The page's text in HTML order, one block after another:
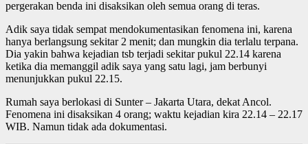
pergerakan benda ini disaksikan oleh semua orang di teras.
Adik saya tidak sempat mendokumentasikan fenomena ini, karena
hanya berlangsung sekitar 2 menit; dan mungkin dia terlalu terpana.
Dia yakin bahwa kejadian tsb terjadi sekitar pukul 22.14 karena
ketika dia memanggil adik saya yang satu lagi, jam berbunyi
menunjukkan pukul 22.15.
Rumah saya berlokasi di Sunter – Jakarta Utara, dekat Ancol.
Fenomena ini disaksikan 4 orang; waktu kejadian kira 22.14 – 22.17
WIB. Namun tidak ada dokumentasi.